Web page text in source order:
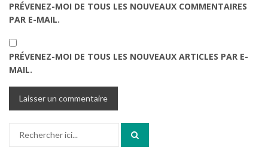
PRÉVENEZ-MOI DE TOUS LES NOUVEAUX COMMENTAIRES
PAR E-MAIL.
PRÉVENEZ-MOI DE TOUS LES NOUVEAUX ARTICLES PAR E-
MAIL.